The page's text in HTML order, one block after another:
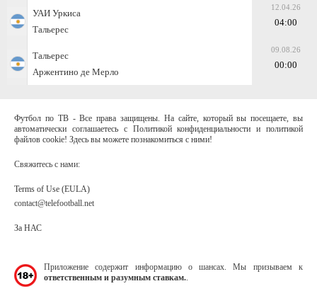
УАИ Уркиса
Тальерес
12.04.26
04:00
Тальерес
Аржентино де Мерло
09.08.26
00:00
Футбол по ТВ - Все права защищены. На сайте, который вы посещаете, вы
автоматически соглашаетесь с Политикой конфиденциальности и политикой
файлов cookie! Здесь вы можете познакомиться с ними!
Свяжитесь с нами:
Terms of Use (EULA)
contact@telefootball.net
За НАС
Приложение содержит информацию о шансах. Мы призываем к
ответственным и разумным ставкам.